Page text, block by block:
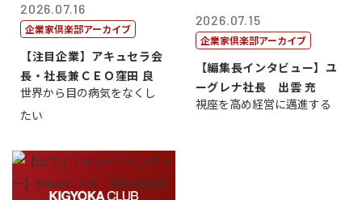
2026.07.16
企業家倶楽部アーカイブ
【注目企業】アキュセラ会
長・社長兼ＣＥＯ窪田 良
世界から目の病気をなくし
たい
2026.07.15
企業家倶楽部アーカイブ
【編集長インタビュー】ユ
ーグレナ社長 出雲 充
視座を高め経営に邁進する